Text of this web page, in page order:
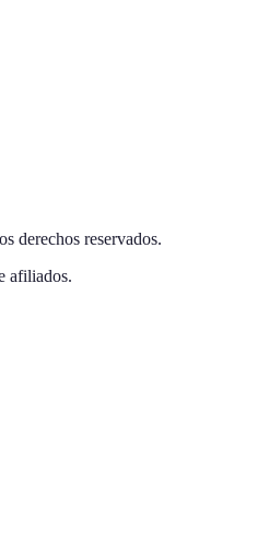
derechos reservados.
afiliados.